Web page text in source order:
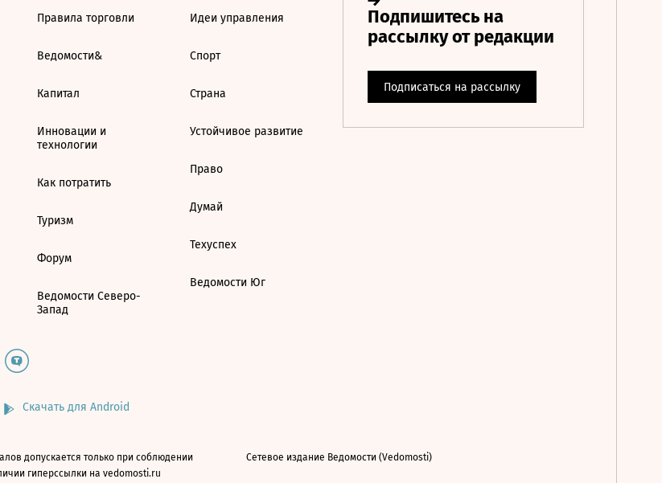
Правила торговли
Ведомости&
Капитал
Инновации и
технологии
Как потратить
Туризм
Форум
Ведомости Северо-
Запад
Идеи управления
Спорт
Страна
Устойчивое развитие
Право
Думай
Техуспех
Ведомости Юг
Скачать для Android
допускается только при соблюдении
гиперссылки на vedomosti.ru
Сетевое издание Ведомости (Vedomosti)